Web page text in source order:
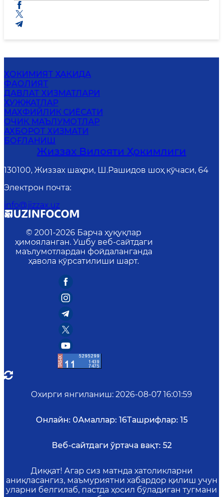
ҲОКИМИЯТ ҲАҚИДА
ФАОЛИЯТ
ДАВЛАТ ХИЗМАТЛАРИ
ҲУЖЖАТЛАР
MАХФИЙЛИК СИЁСАТИ
ОЧИҚ МАЪЛУМОТЛАР
АХБОРОТ ХИЗМАТИ
БОҒЛАНИШ
Жиззах Вилояти Ҳокимлиги
130100, Жиззах шаҳри, Ш.Рашидов шоҳ кўчаси, 64
Электрон почта:
info@jizzax.uz
© 2001-2026 Барча ҳуқуқлар
ҳимояланган. Ушбу веб-сайтдаги
маълумотлардан фойдаланганда
ҳавола кўрсатилиши шарт.
Охирги янгиланиш: 2026-08-07 16:01:59
Онлайн: 0Амаллар: 16Ташрифлар: 15
Веб-сайтдаги ўртача вақт: 52
Диққат! Агар сиз матнда хатоликларни
аниқласангиз, маъмуриятни хабардор қилиш учун
уларни белгилаб, пастда ҳосил бўладиган тугмани